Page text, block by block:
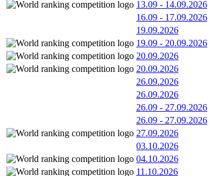
13.09 - 14.09.2026
16.09 - 17.09.2026
19.09.2026
19.09 - 20.09.2026
20.09.2026
20.09.2026
26.09.2026
26.09.2026
26.09 - 27.09.2026
26.09 - 27.09.2026
27.09.2026
03.10.2026
04.10.2026
11.10.2026